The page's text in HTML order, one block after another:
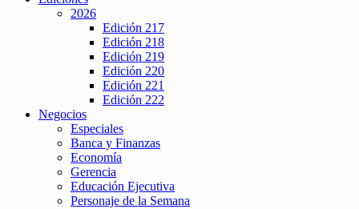
2026
Edición 217
Edición 218
Edición 219
Edición 220
Edición 221
Edición 222
Negocios
Especiales
Banca y Finanzas
Economía
Gerencia
Educación Ejecutiva
Personaje de la Semana